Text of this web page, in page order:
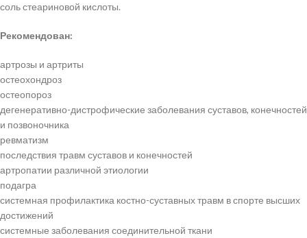
соль стеариновой кислоты.
Рекомендован:
артрозы и артриты
остеохондроз
остеопороз
дегенеративно-дистрофические заболевания суставов, конечностей
и позвоночника
ревматизм
последствия травм суставов и конечностей
артропатии различной этиологии
подагра
системная профилактика костно-суставных травм в спорте высших
достижений
системные заболевания соединительной ткани